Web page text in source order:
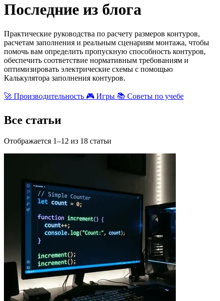
Последние из блога
Практические руководства по расчету размеров контуров,
расчетам заполнения и реальным сценариям монтажа, чтобы
помочь вам определить пропускную способность контуров,
обеспечить соответствие нормативным требованиям и
оптимизировать электрические схемы с помощью
Калькулятора заполнения контуров.
🚀 Производительность 🎮️ Игры 📚️ Советы по учебе
Все статьи
Отображается 1–12 из 18 статьи